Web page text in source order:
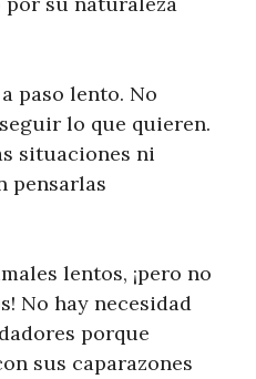
paso lento. No
lo que quieren.
situaciones ni
pensarlas
lentos, ¡pero no
No hay necesidad
porque
sus caparazones